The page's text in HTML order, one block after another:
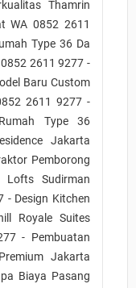
Thamrin
WA 0852 2611
Type 36 Da
2611 9277 -
Baru Custom
2611 9277 -
Type 36
Jakarta
Pemborong
Lofts Sudirman
- Design Kitchen
Royale Suites
- Pembuatan
Jakarta
Biaya Pasang